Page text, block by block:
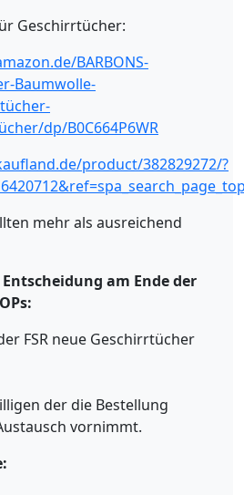
Geschirrtücher:
BARBONS-
Baumwolle-
dp/B0C664P6WR
product/382829272/?
mehr als ausreichend
am Ende der
FSR neue Geschirrtücher
der die Bestellung
vornimmt.